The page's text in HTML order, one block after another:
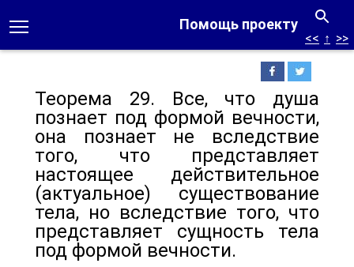
Помощь проекту
<< ↑ >>
Теорема 29. Все, что душа
познает под формой вечности,
она познает не вследствие
того, что представляет
настоящее действительное
(актуальное) существование
тела, но вследствие того, что
представляет сущность тела
под формой вечности.